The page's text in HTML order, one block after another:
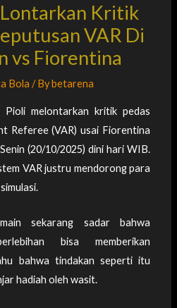
Kritik
VAR Di
vs Fiorentina
Bola / Bybetarena
melontarkan kritik pedas
Referee (VAR) usai Fiorentina
(20/10/2025) dini hari WIB.
VAR justru mendorong para
sekarang sadar bahwa
bisa memberikan
bahwa tindakan seperti itu
hadiah oleh wasit.